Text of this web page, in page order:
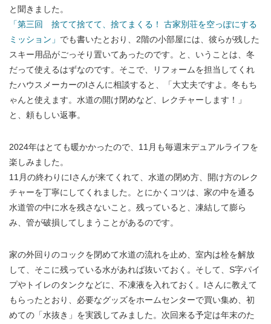
と聞きました。
「第三回 捨てて捨てて、捨てまくる！ 古家別荘を空っぽにする
ミッション」 でも書いたとおり、2階の小部屋には、彼らが残した
スキー用品がごっそり置いてあったのです。と、いうことは、冬
だって使えるはずなのです。そこで、リフォームを担当してくれ
たハウスメーカーのIさんに相談すると、「大丈夫ですよ。冬もち
ゃんと使えます。水道の開け閉めなど、レクチャーします！」
と、頼もしい返事。
2024年はとても暖かかったので、11月も毎週末デュアルライフを
楽しみました。
11月の終わりにIさんが来てくれて、水道の閉め方、開け方のレク
チャーを丁寧にしてくれました。とにかくコツは、家の中を通る
水道管の中に水を残さないこと。残っていると、凍結して膨ら
み、管が破損してしまうことがあるのです。
家の外回りのコックを閉めて水道の流れを止め、室内は栓を解放
して、そこに残っている水があれば抜いておく。そして、S字パイ
プやトイレのタンクなどに、不凍液を入れておく。Iさんに教えて
もらったとおり、必要なグッズをホームセンターで買い集め、初
めての「水抜き」を実践してみました。次回来る予定は年末のた